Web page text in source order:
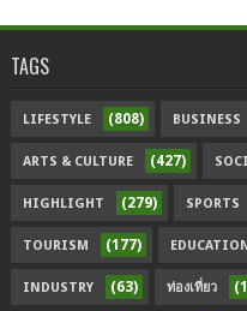
TAGS
LIFESTYLE (808) BUSINESS
ARTS & CULTURE (427)
HIGHLIGHT (279) SPORTS
TOURISM (177) EDUCATION
INDUSTRY (63) ท่องเที่ยว